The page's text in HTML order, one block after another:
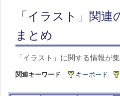
「イラスト」関
まとめ
「イラスト」に関する情報が
関連キーワード キーボード